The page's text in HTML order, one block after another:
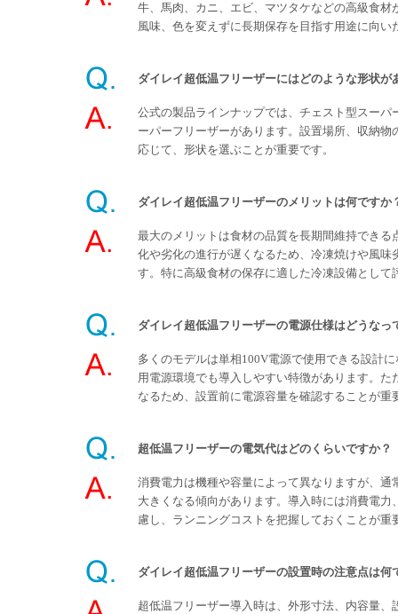
牛、馬肉、カニ、エビ、マツタケなどの高級食材
風味、色を変えずに長期保存を目指す用途に向い
ダイレイ超低温フリーザーにはどのような形状が
公式の製品ラインナップでは、チェスト型スーパ
ーパーフリーザーがあります。設置場所、収納物
応じて、形状を選ぶことが重要です。
ダイレイ超低温フリーザーのメリットは何ですか
最大のメリットは食材の品質を長期間維持できる
化や劣化の進行が遅くなるため、冷凍焼けや風味
す。特に高級食材の保存に適した冷凍設備として
ダイレイ超低温フリーザーの電源仕様はどうなっ
多くのモデルは単相100V電源で使用できる設計
用電源環境でも導入しやすい特徴があります。た
なるため、設置前に電源容量を確認することが重
超低温フリーザーの電気代はどのくらいですか？
消費電力は機種や容量によって異なりますが、通
大きくなる傾向があります。導入時には消費電力
慮し、ランニングコストを把握しておくことが重
ダイレイ超低温フリーザーの設置時の注意点は何
超低温フリーザー導入時は、外形寸法、内容量、